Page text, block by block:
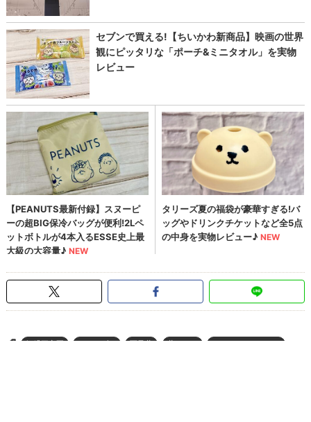
姫繰三六五 カレンダー 西又葵 藤ちょこ コミックマーケット